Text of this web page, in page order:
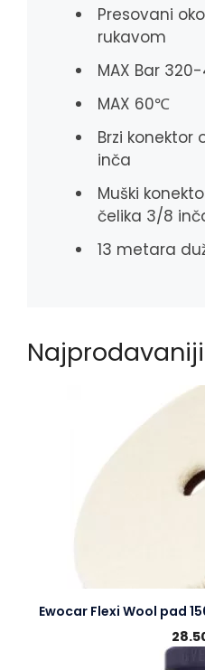
Presovani
rukavom
MAX Bar
MAX 60℃
Brzi
inča
Muški
čelika 3/8
13 metara
Ewocar Flexi Wool pad